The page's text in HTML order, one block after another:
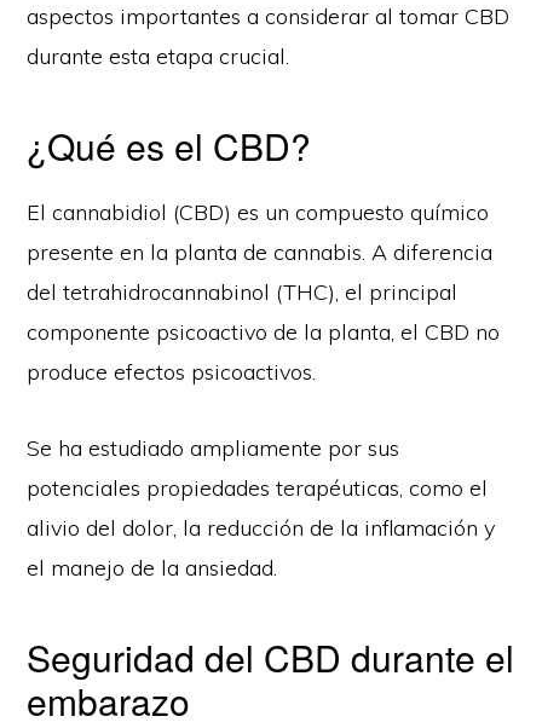
aspectos importantes a considerar al tomar CBD
durante esta etapa crucial.
¿Qué es el CBD?
El cannabidiol (CBD) es un compuesto químico
presente en la planta de cannabis. A diferencia
del tetrahidrocannabinol (THC), el principal
componente psicoactivo de la planta, el CBD no
produce efectos psicoactivos.
Se ha estudiado ampliamente por sus
potenciales propiedades terapéuticas, como el
alivio del dolor, la reducción de la inflamación y
el manejo de la ansiedad.
Seguridad del CBD durante el
embarazo